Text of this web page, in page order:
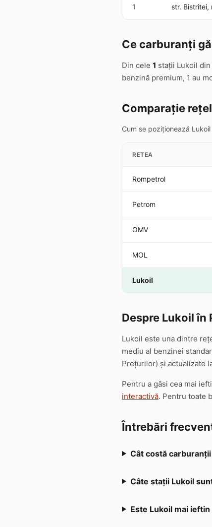
1 str. Bistritei,
Ce carburanți
Din cele 1 stații Lukoil din
benzină premium, 1 au
Comparație
Cum se poziționează
RETEA
Rompetrol
Petrom
OMV
MOL
Lukoil
Despre Lukoil în
Lukoil este una dintre
mediu al benzinei
Prețurilor) și actualizate
Pentru a găsi cea mai
interactivă. Pentru toate
Întrebări
Cât costă
Câte stații Lukoil
Este Lukoil mai